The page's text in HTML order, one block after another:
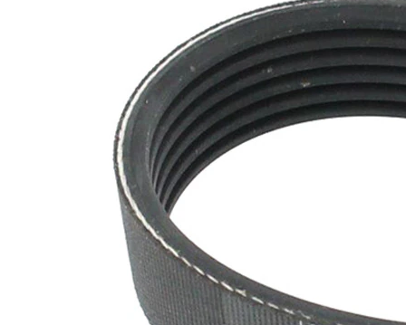
Nu sunt
disponibile
substante
SVHC
Material
curea
EPDM
(etilen
propilen
dienă
cauciuc)